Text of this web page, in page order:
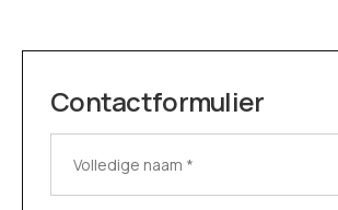
Contactformulier